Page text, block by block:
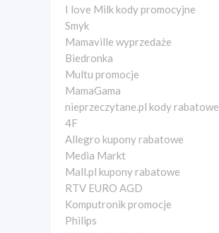
I love Milk kody promocyjne
Smyk
Mamaville wyprzedaże
Biedronka
Multu promocje
MamaGama
nieprzeczytane.pl kody rabatowe
4F
Allegro kupony rabatowe
Media Markt
Mall.pl kupony rabatowe
RTV EURO AGD
Komputronik promocje
Philips